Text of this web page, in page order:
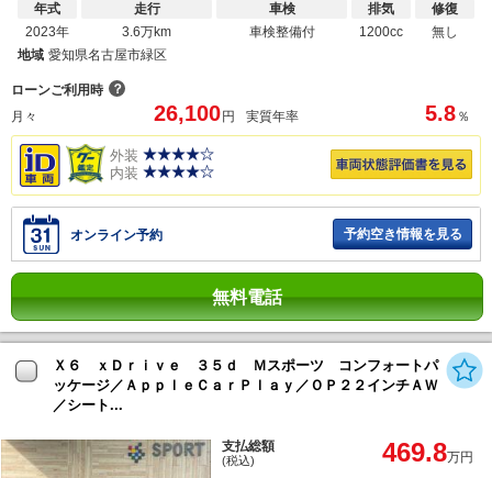
年式
2023年
走行
3.6万km
車検
車検整備付
排気
1200cc
修復
無し
地域 愛知県名古屋市緑区
ローンご利用時 ？
月々
26,100 円 実質年率 5.8 ％
外装
内装
オンライン予約 予約空き情報を見る
無料電話
Ｘ６ ｘＤｒｉｖｅ ３５ｄ Ｍスポーツ コンフォートパ
ッケージ／ＡｐｐｌｅＣａｒＰｌａｙ／ＯＰ２２インチＡＷ
／シート...
支払総額
(税込) 469.8万円